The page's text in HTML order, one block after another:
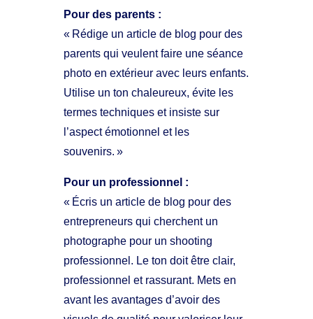
Pour des parents :
« Rédige un article de blog pour des
parents qui veulent faire une séance
photo en extérieur avec leurs enfants.
Utilise un ton chaleureux, évite les
termes techniques et insiste sur
l’aspect émotionnel et les
souvenirs. »
Pour un professionnel :
« Écris un article de blog pour des
entrepreneurs qui cherchent un
photographe pour un shooting
professionnel. Le ton doit être clair,
professionnel et rassurant. Mets en
avant les avantages d’avoir des